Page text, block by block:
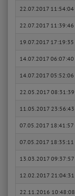
22.07.2017 11:54:04
22.07.2017 11:39:46
19.07.2017 17:19:35
14.07.2017 06:07:40
14.07.2017 05:52:06
22.05.2017 08:31:39
11.05.2017 23:56:43
07.05.2017 18:41:57
07.05.2017 18:35:11
13.03.2017 09:37:57
12.02.2017 21:04:31
22.11.2016 10:48:08